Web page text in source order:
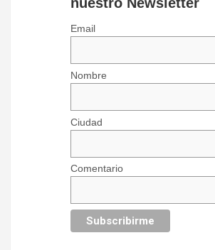
Email
Nombre
Ciudad
Comentario